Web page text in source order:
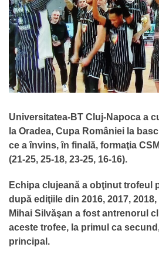
Universitatea-BT Cluj-Napoca a
la Oradea, Cupa României la
ce a învins, în finală, formaţia
(21-25, 25-18, 23-25, 16-16).
Echipa clujeană a obţinut trofeul
după ediţiile din 2016, 2017, 2018,
Mihai Silvăşan a fost antrenorul
aceste trofee, la primul ca
principal.